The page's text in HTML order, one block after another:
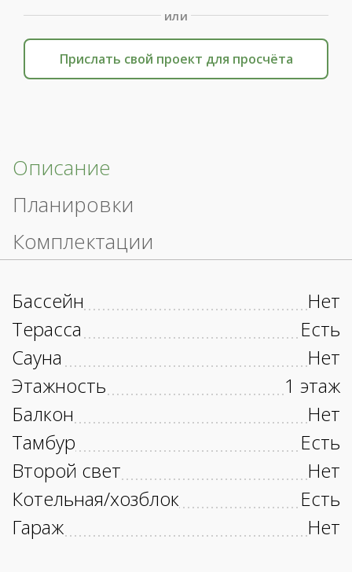
или
Прислать свой проект для просчёта
Описание
Планировки
Комплектации
Бассейн
Нет
Терасса
Есть
Сауна
Нет
Этажность
1 этаж
Балкон
Нет
Тамбур
Есть
Второй свет
Нет
Котельная/хозблок
Есть
Гараж
Нет